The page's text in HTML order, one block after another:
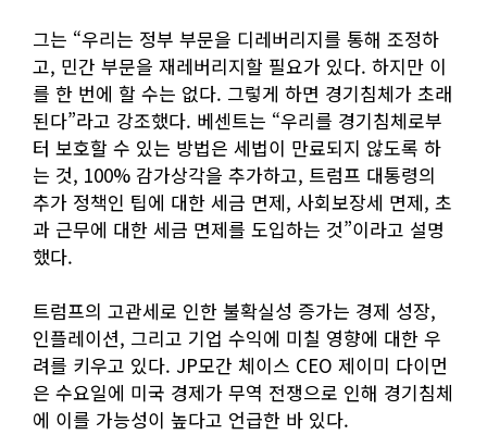
그는 “우리는 정부 부문을 디레버리지를 통해 조정하
고, 민간 부문을 재레버리지할 필요가 있다. 하지만 이
를 한 번에 할 수는 없다. 그렇게 하면 경기침체가 초래
된다”라고 강조했다. 베센트는 “우리를 경기침체로부
터 보호할 수 있는 방법은 세법이 만료되지 않도록 하
는 것, 100% 감가상각을 추가하고, 트럼프 대통령의
추가 정책인 팁에 대한 세금 면제, 사회보장세 면제, 초
과 근무에 대한 세금 면제를 도입하는 것”이라고 설명
했다.
트럼프의 고관세로 인한 불확실성 증가는 경제 성장,
인플레이션, 그리고 기업 수익에 미칠 영향에 대한 우
려를 키우고 있다. JP모간 체이스 CEO 제이미 다이먼
은 수요일에 미국 경제가 무역 전쟁으로 인해 경기침체
에 이를 가능성이 높다고 언급한 바 있다.